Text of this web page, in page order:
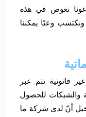
نغوص في هذه
وعيًا يمكننا
قانونية تتم عبر
والشبكات للحصول
أنّ لدى شركة ما